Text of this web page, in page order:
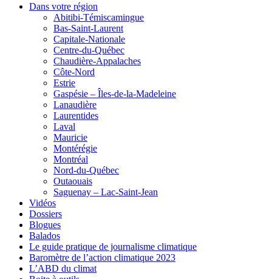
Dans votre région
Abitibi-Témiscamingue
Bas-Saint-Laurent
Capitale-Nationale
Centre-du-Québec
Chaudière-Appalaches
Côte-Nord
Estrie
Gaspésie – Îles-de-la-Madeleine
Lanaudière
Laurentides
Laval
Mauricie
Montérégie
Montréal
Nord-du-Québec
Outaouais
Saguenay – Lac-Saint-Jean
Vidéos
Dossiers
Blogues
Balados
Le guide pratique de journalisme climatique
Baromètre de l’action climatique 2023
L’ABD du climat